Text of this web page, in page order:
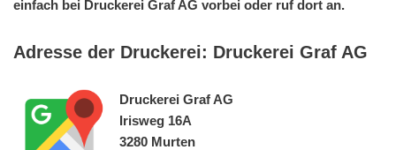
einfach bei Druckerei Graf AG vorbei oder ruf dort an.
Adresse der Druckerei: Druckerei Graf AG
Druckerei Graf AG
Irisweg 16A
3280 Murten